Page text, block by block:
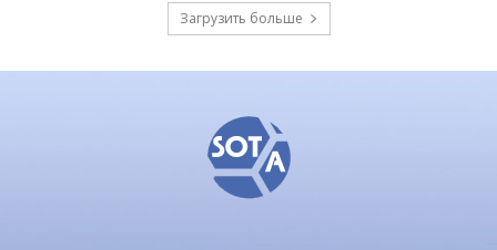
Загрузить больше